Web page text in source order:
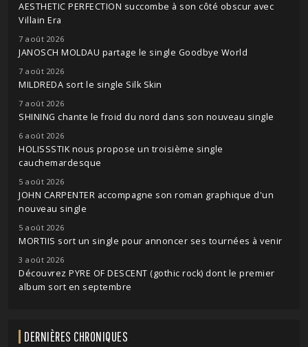
AESTHETIC PERFECTION succombe à son côté obscur avec
Villain Era
7 août 2026
JANOSCH MOLDAU partage le single Goodbye World
7 août 2026
MILDREDA sort le single Silk Skin
7 août 2026
SHINING chante le froid du nord dans son nouveau single
6 août 2026
HOLISSSTIK nous propose un troisième single
cauchemardesque
5 août 2026
JOHN CARPENTER accompagne son roman graphique d'un
nouveau single
5 août 2026
MORTIIS sort un single pour annoncer ses tournées à venir
3 août 2026
Découvrez PYRE OF DESCENT (gothic rock) dont le premier
album sort en septembre
DERNIÈRES CHRONIQUES